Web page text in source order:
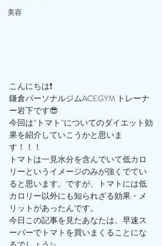
美容
こんにちは❗️
鎌倉パーソナルジムACEGYM トレーナ
ー岩下です😎
今回は”トマト”についてのダイエット効
果を紹介していこうかと思いま
す！！！
トマトは一見水分を含んでいて低カロ
リーというイメージのみが強くでてい
ると思います。ですが、トマトには低
カロリー以外にも知られざる効果・メ
リットがあったんです。
今日この記事を見たあなたは、早速ス
ーパーでトマトを買いまくることにな